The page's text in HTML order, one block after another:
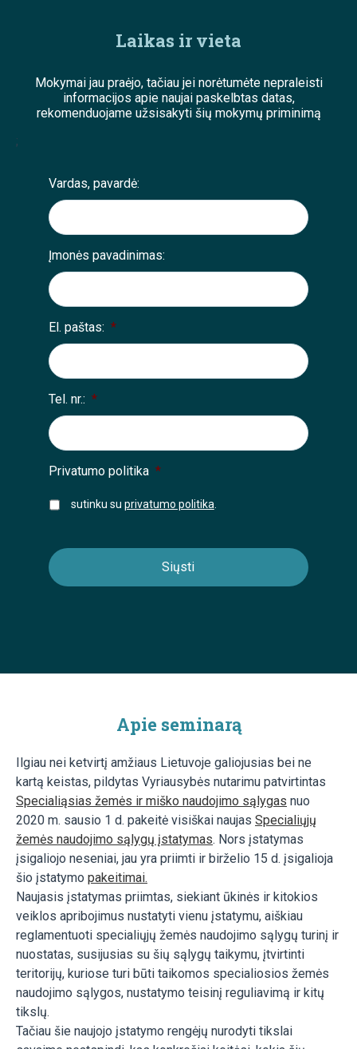
Laikas ir vieta
Mokymai jau praėjo, tačiau jei norėtumėte nepraleisti
informacijos apie naujai paskelbtas datas,
rekomenduojame užsisakyti šių mokymų priminimą
;
Vardas, pavardė:
Įmonės pavadinimas:
El. paštas: *
Tel. nr.: *
Privatumo politika *
sutinku su privatumo politika
Apie seminarą
Ilgiau nei ketvirtį amžiaus Lietuvoje galiojusias bei ne
kartą keistas, pildytas Vyriausybės nutarimu patvirtintas
Specialiąsias žemės ir miško naudojimo sąlygas nuo
2020 m. sausio 1 d. pakeitė visiškai naujas Specialiųjų
žemės naudojimo sąlygų įstatymas. Nors įstatymas
įsigaliojo neseniai, jau yra priimti ir birželio 15 d. įsigalioja
šio įstatymo pakeitimai.
Naujasis įstatymas priimtas, siekiant ūkinės ir kitokios
veiklos apribojimus nustatyti vienu įstatymu, aiškiau
reglamentuoti specialiųjų žemės naudojimo sąlygų turinį ir
nuostatas, susijusias su šių sąlygų taikymu, įtvirtinti
teritorijų, kuriose turi būti taikomos specialiosios žemės
naudojimo sąlygos, nustatymo teisinį reguliavimą ir kitų
tikslų.
Tačiau šie naujojo įstatymo rengėjų nurodyti tikslai